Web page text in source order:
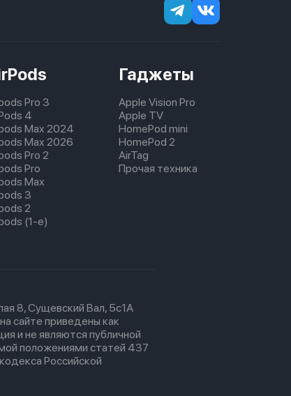
Pro 3
4
Max 2024
Max 2026
Pro 2
Pro
Max
3
2
(1-е)
Гаджеты
Apple Vision Pro
Apple TV
HomePod mini
HomePod 2
AirTag
Прочая техника
8, Сущевский Вал, 5с1А
сайте приведены как
и не являются публичной
положениями статей 437
Российской